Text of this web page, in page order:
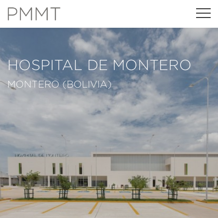
HOSPITAL DE MONTERO
MONTERO (BOLIVIA)